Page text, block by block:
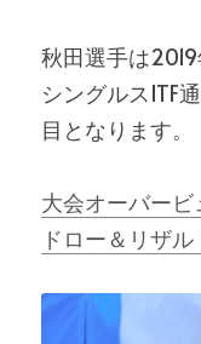
秋田選手は
シングルスITF
目となります。
大会オーバービ
ドロー＆リザル